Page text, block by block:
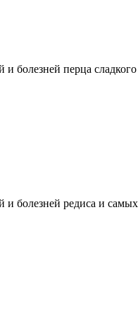
болезней перца
болезней редиса и